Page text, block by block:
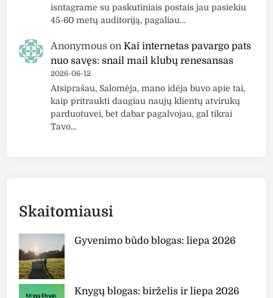
isntagrame su paskutiniais postais jau pasiekiu
45-60 metų auditoriją, pagaliau…
Anonymous onKai internetas pavargo pats
nuo savęs: snail mail klubų renesansas
2026-06-12
Atsiprašau, Salomėja, mano idėja buvo apie tai,
kaip pritraukti daugiau naujų klientų atvirukų
parduotuvei, bet dabar pagalvojau, gal tikrai
Tavo…
Skaitomiausi
Gyvenimo būdo blogas: liepa 2026
Knygų blogas: birželis ir liepa 2026